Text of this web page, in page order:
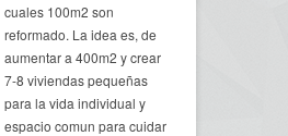
cuales 100m2 son
reformado. La idea es, de
aumentar a 400m2 y crear
7-8 viviendas pequeñas
para la vida individual y
espacio comun para cuidar